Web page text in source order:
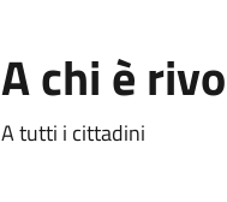
A chi è
A tutti i cittadini